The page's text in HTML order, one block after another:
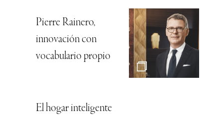
Pierre Rainero,
innovación con
vocabulario propio
El hogar inteligente